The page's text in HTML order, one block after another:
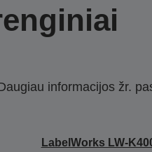
informacijos žr.
LabelWorks LW-